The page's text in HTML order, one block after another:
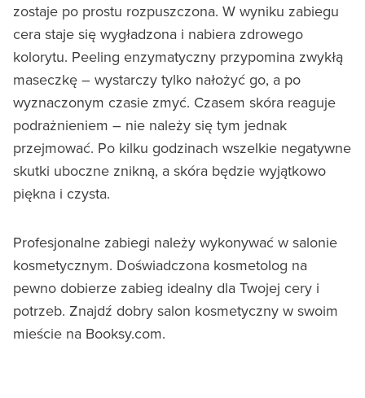
zostaje po prostu rozpuszczona. W wyniku zabiegu
cera staje się wygładzona i nabiera zdrowego
kolorytu. Peeling enzymatyczny przypomina zwykłą
maseczkę – wystarczy tylko nałożyć go, a po
wyznaczonym czasie zmyć. Czasem skóra reaguje
podrażnieniem – nie należy się tym jednak
przejmować. Po kilku godzinach wszelkie negatywne
skutki uboczne znikną, a skóra będzie wyjątkowo
piękna i czysta.
Profesjonalne zabiegi należy wykonywać w salonie
kosmetycznym. Doświadczona kosmetolog na
pewno dobierze zabieg idealny dla Twojej cery i
potrzeb. Znajdź dobry salon kosmetyczny w swoim
mieście na Booksy.com.